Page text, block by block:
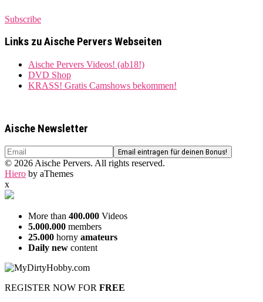
Subscribe
Links zu Aische Pervers Webseiten
Aische Pervers Videos! (ab18!)
DVD Shop
KRASS! Gratis Camshows bekommen!
Aische Newsletter
© 2026 Aische Pervers. All rights reserved.
Hiero by aThemes
x
More than 400.000 Videos
5.000.000 members
25.000 horny amateurs
Daily new content
REGISTER NOW FOR FREE